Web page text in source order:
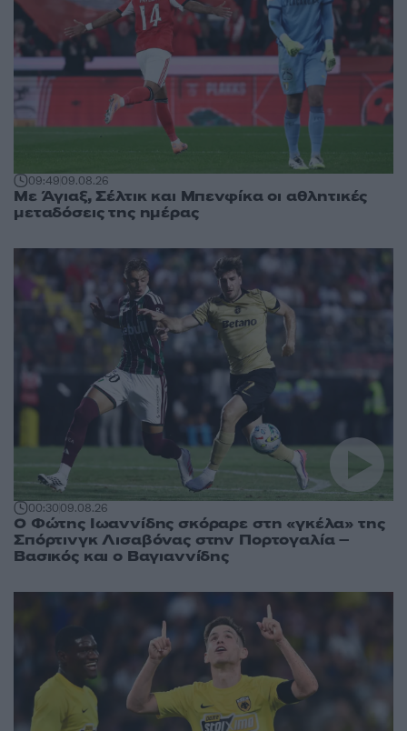
09:4909.08.26
Με Άγιαξ, Σέλτικ και Μπενφίκα οι αθλητικές
μεταδόσεις της ημέρας
00:3009.08.26
Ο Φώτης Ιωαννίδης σκόραρε στη «γκέλα» της
Σπόρτινγκ Λισαβόνας στην Πορτογαλία –
Βασικός και ο Βαγιαννίδης